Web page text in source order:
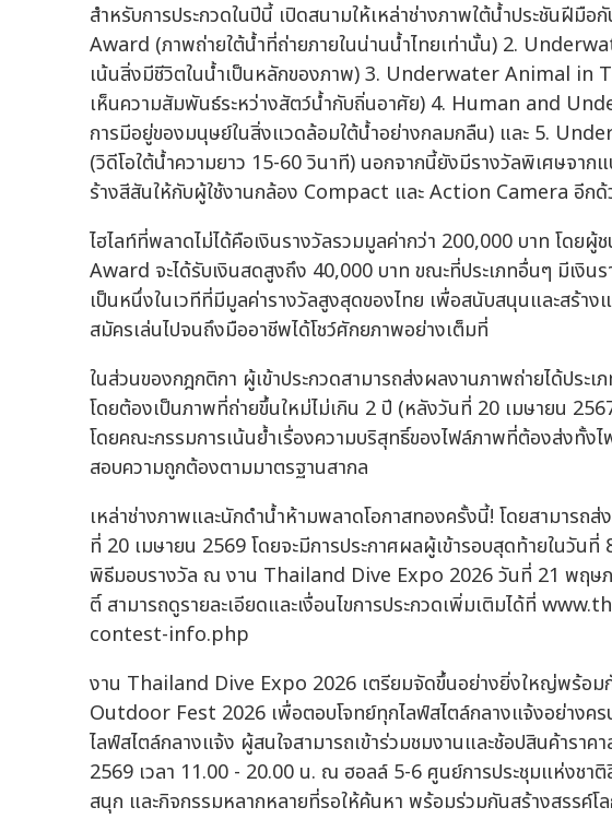
สำหรับการประกวดในปีนี้ เปิดสนามให้เหล่าช่างภาพใต้น้ำประชันฝีมื
Award (ภาพถ่ายใต้น้ำที่ถ่ายภายในน่านน้ำไทยเท่านั้น) 2.
เน้นสิ่งมีชีวิตในน้ำเป็นหลักของภาพ) 3. Underwater Animal
เห็นความสัมพันธ์ระหว่างสัตว์น้ำกับถิ่นอาศัย) 4. Human and
การมีอยู่ของมนุษย์ในสิ่งแวดล้อมใต้น้ำอย่างกลมกลืน) และ 5.
(วิดีโอใต้น้ำความยาว 15-60 วินาที) นอกจากนี้ยังมีรางวัลพิเศษจา
ร้างสีสันให้กับผู้ใช้งานกล้อง Compact และ Action Camera อีกด้
ไฮไลท์ที่พลาดไม่ได้คือเงินรางวัลรวมมูลค่ากว่า 200,000 บาท โดย
Award จะได้รับเงินสดสูงถึง 40,000 บาท ขณะที่ประเภทอื่นๆ มีเงิน
เป็นหนึ่งในเวทีที่มีมูลค่ารางวัลสูงสุดของไทย เพื่อสนับสนุนและสร้า
สมัครเล่นไปจนถึงมืออาชีพได้โชว์ศักยภาพอย่างเต็มที่
ในส่วนของกฎกติกา ผู้เข้าประกวดสามารถส่งผลงานภาพถ่ายได้ประเ
โดยต้องเป็นภาพที่ถ่ายขึ้นใหม่ไม่เกิน 2 ปี (หลังวันที่ 20 เมษายน
โดยคณะกรรมการเน้นย้ำเรื่องความบริสุทธิ์ของไฟล์ภาพที่ต้องส่งทั้ง
สอบความถูกต้องตามมาตรฐานสากล
เหล่าช่างภาพและนักดำน้ำห้ามพลาดโอกาสทองครั้งนี้! โดยสามารถ
ที่ 20 เมษายน 2569 โดยจะมีการประกาศผลผู้เข้ารอบสุดท้ายในวัน
พิธีมอบรางวัล ณ งาน Thailand Dive Expo 2026 วันที่ 21 พฤษ
ติ์ สามารถดูรายละเอียดและเงื่อนไขการประกวดเพิ่มเติมได้ที่
contest-info.php
งาน Thailand Dive Expo 2026 เตรียมจัดขึ้นอย่างยิ่งใหญ่พร้อ
Outdoor Fest 2026 เพื่อตอบโจทย์ทุกไลฟ์สไตล์กลางแจ้งอย่างค
ไลฟ์สไตล์กลางแจ้ง ผู้สนใจสามารถเข้าร่วมชมงานและช้อปสินค้ารา
2569 เวลา 11.00 - 20.00 น. ณ ฮอลล์ 5-6 ศูนย์การประชุมแห่งชา
สนุก และกิจกรรมหลากหลายที่รอให้ค้นหา พร้อมร่วมกันสร้างสรรค์โ